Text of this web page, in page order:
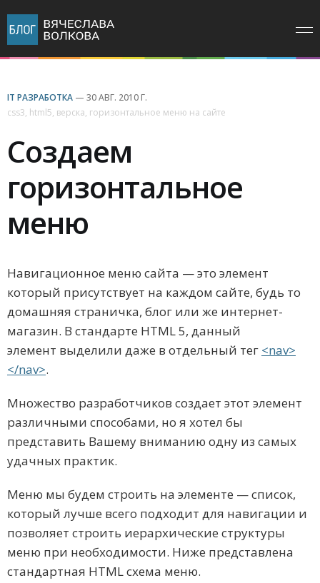
IT РАЗРАБОТКА — 30 АВГ. 2010 Г.
css3, html5, верска, горизонтальное меню на сайте
Создаем
горизонтальное
меню
Навигационное меню сайта — это элемент
который присутствует на каждом сайте, будь то
домашняя страничка, блог или же интернет-
магазин. В стандарте HTML 5, данный
элемент выделили даже в отдельный тег <nav>
</nav>.
Множество разработчиков создает этот элемент
различными способами, но я хотел бы
представить Вашему вниманию одну из самых
удачных практик.
Меню мы будем строить на элементе — список,
который лучше всего подходит для навигации и
позволяет строить иерархические структуры
меню при необходимости. Ниже представлена
стандартная HTML схема меню.